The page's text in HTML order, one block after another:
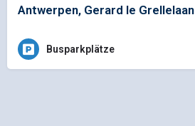
Antwerpen, Gerard le Grellelaan
Busparkplätze